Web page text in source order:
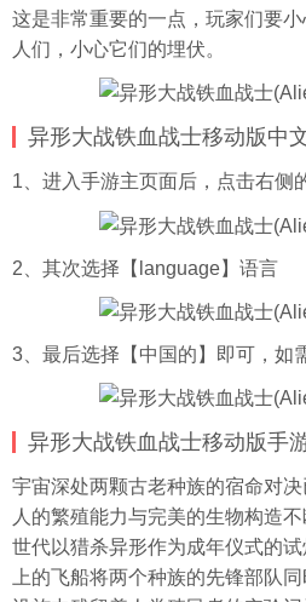
这是非常重要的一点，玩家们要
人们，小心它们的埋伏。
异形大战铁血战士移动版中
1、进入手游主页面后，点击右侧
2、其次选择【language】语言
3、最后选择【中国的】即可，如
异形大战铁血战士移动版手
宇宙深处两颗古老种族的宿命对
人的繁殖能力与完美的生物构造
世代以猎杀异形作为成年仪式的
上的飞船将两个种族的先锋部队